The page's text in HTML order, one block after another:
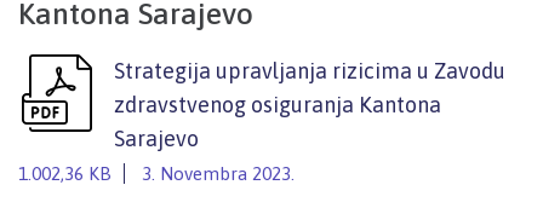
Kantona Sarajevo
Strategija upravljanja rizicima u Zavodu
zdravstvenog osiguranja Kantona
Sarajevo
1.002,36 KB 3. Novembra 2023.